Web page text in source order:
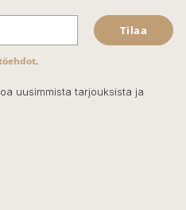
Tilaa
.
uusimmista tarjouksista ja